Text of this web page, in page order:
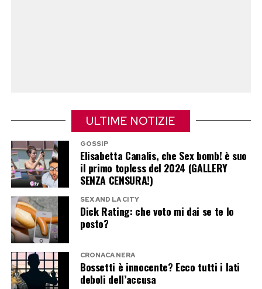
ULTIME NOTIZIE
GOSSIP
Elisabetta Canalis, che Sex bomb! è suo
il primo topless del 2024 (GALLERY
SENZA CENSURA!)
SEX AND LA CITY
Dick Rating: che voto mi dai se te lo
posto?
CRONACA NERA
Bossetti è innocente? Ecco tutti i lati
deboli dell’accusa